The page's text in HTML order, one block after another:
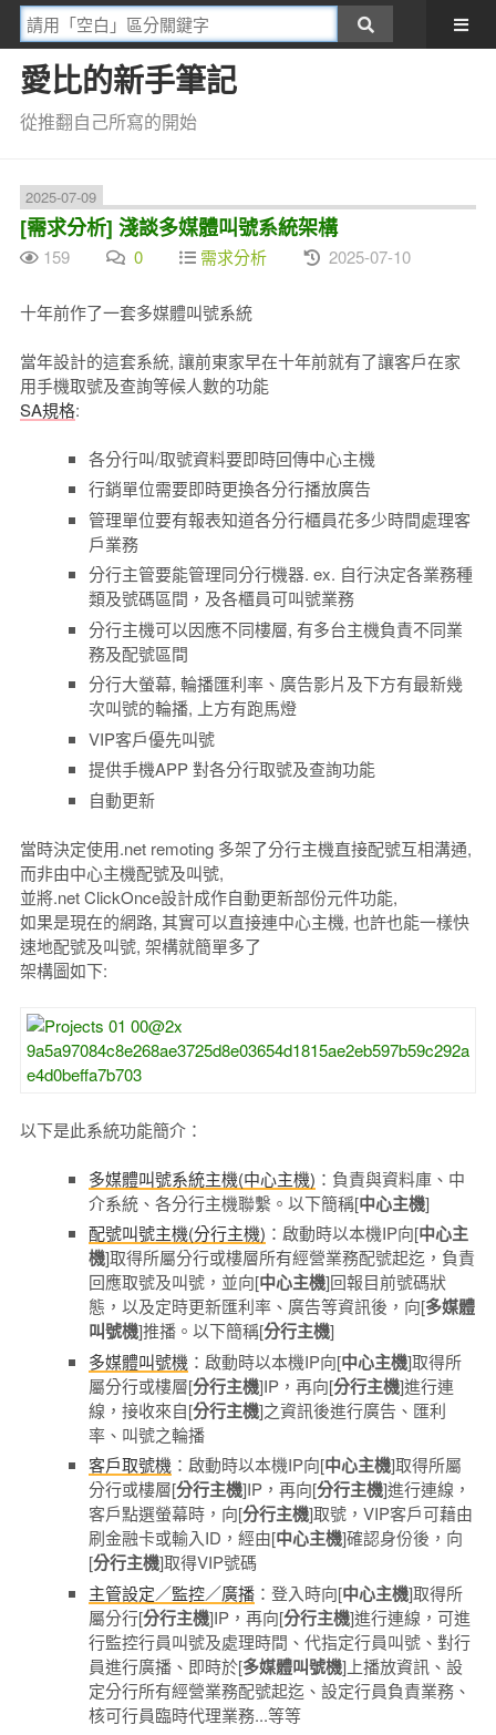
愛比的新手筆記
從推翻自己所寫的開始
2025-07-09
[需求分析] 淺談多媒體叫號系統架構
159 0 需求分析 2025-07-10
十年前作了一套多媒體叫號系統
當年設計的這套系統, 讓前東家早在十年前就有了讓客戶在家
用手機取號及查詢等候人數的功能
SA規格:
各分行叫/取號資料要即時回傳中心主機
行銷單位需要即時更換各分行播放廣告
管理單位要有報表知道各分行櫃員花多少時間處理客
戶業務
分行主管要能管理同分行機器. ex. 自行決定各業務種
類及號碼區間，及各櫃員可叫號業務
分行主機可以因應不同樓層, 有多台主機負責不同業
務及配號區間
分行大螢幕, 輪播匯利率、廣告影片及下方有最新幾
次叫號的輪播, 上方有跑馬燈
VIP客戶優先叫號
提供手機APP 對各分行取號及查詢功能
自動更新
當時決定使用.net remoting 多架了分行主機直接配號互相溝通,
而非由中心主機配號及叫號,
並將.net ClickOnce設計成作自動更新部份元件功能,
如果是現在的網路, 其實可以直接連中心主機, 也許也能一樣快
速地配號及叫號, 架構就簡單多了
架構圖如下:
以下是此系統功能簡介：
多媒體叫號系統主機(中心主機) ：負責與資料庫、中
介系統、各分行主機聯繫。以下簡稱[中心主機]
配號叫號主機(分行主機) ：啟動時以本機IP向[中心主
機]取得所屬分行或樓層所有經營業務配號起迄，負責
回應取號及叫號，並向[中心主機]回報目前號碼狀
態，以及定時更新匯利率、廣告等資訊後，向[多媒體
叫號機]推播。以下簡稱[分行主機]
多媒體叫號機 ：啟動時以本機IP向[中心主機]取得所
屬分行或樓層[分行主機]IP，再向[分行主機]進行連
線，接收來自[分行主機]之資訊後進行廣告、匯利
率、叫號之輪播
客戶取號機 ：啟動時以本機IP向[中心主機]取得所屬
分行或樓層[分行主機]IP，再向[分行主機]進行連線，
客戶點選螢幕時，向[分行主機]取號，VIP客戶可藉由
刷金融卡或輸入ID，經由[中心主機]確認身份後，向
[分行主機]取得VIP號碼
主管設定／監控／廣播：登入時向[中心主機]取得所
屬分行[分行主機]IP，再向[分行主機]進行連線，可進
行監控行員叫號及處理時間、代指定行員叫號、對行
員進行廣播、即時於[多媒體叫號機]上播放資訊、設
定分行所有經營業務配號起迄、設定行員負責業務、
核可行員臨時代理業務...等等